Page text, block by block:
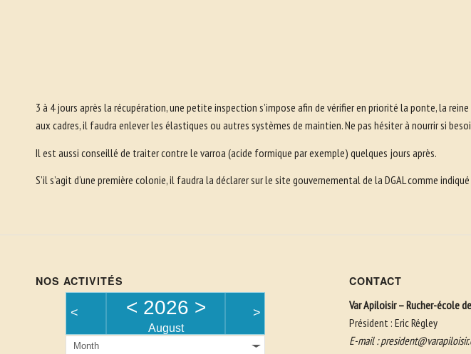
3 à 4 jours après la récupération, une petite inspection s’impose afin de vérifier en priorité la ponte, la
aux cadres, il faudra enlever les élastiques ou autres systèmes de maintien. Ne pas hésiter à nourrir si
Il est aussi conseillé de traiter contre le varroa (acide formique par exemple) quelques jours après.
S’il s’agit d’une première colonie, il faudra la déclarer sur le site gouvernemental de la DGAL comme
NOS ACTIVITÉS
< < 2026 >
August
>
Month
CONTACT
Var Apiloisir – Rucher-école
Président : Eric Régley
E-mail :